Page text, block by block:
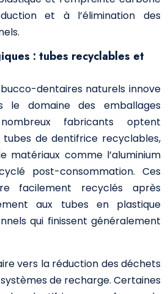
et à l’élimination des
: tubes recyclables et
bucco-dentaires naturels innove
le domaine des emballages
fabricants optent
de dentifrice recyclables,
matériaux comme l’aluminium
post-consommation. Ces
facilement recyclés après
aux tubes en plastique
qui finissent généralement
vers la réduction des déchets
de recharge. Certaines